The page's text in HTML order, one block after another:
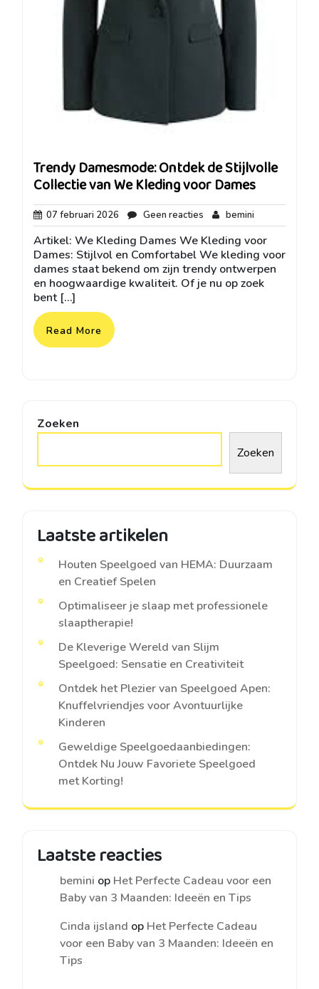
Trendy Damesmode: Ontdek de Stijlvolle
Collectie van We Kleding voor Dames
07 februari 2026 07
februari
2026
Geen reacties Geen
reacties
bemini
Artikel: We Kleding Dames We Kleding voor
Dames: Stijlvol en Comfortabel We kleding voor
dames staat bekend om zijn trendy ontwerpen
en hoogwaardige kwaliteit. Of je nu op zoek
bent […]
Read More
Zoeken
Zoeken
Laatste artikelen
Houten Speelgoed van HEMA: Duurzaam
en Creatief Spelen
Optimaliseer je slaap met professionele
slaaptherapie!
De Kleverige Wereld van Slijm
Speelgoed: Sensatie en Creativiteit
Ontdek het Plezier van Speelgoed Apen:
Knuffelvriendjes voor Avontuurlijke
Kinderen
Geweldige Speelgoedaanbiedingen:
Ontdek Nu Jouw Favoriete Speelgoed
met Korting!
Laatste reacties
bemini op Het Perfecte Cadeau voor een
Baby van 3 Maanden: Ideeën en Tips
Cinda ijsland op Het Perfecte Cadeau
voor een Baby van 3 Maanden: Ideeën en
Tips